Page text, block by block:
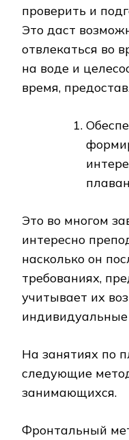
проверить и
Это даст
отвлекаться во
на воде и
время,
Это во многом
интересно
насколько он
требованиях,
учитывает их
индивидуальные
На занятиях по
следующие
занимающихся.
Фронтальный